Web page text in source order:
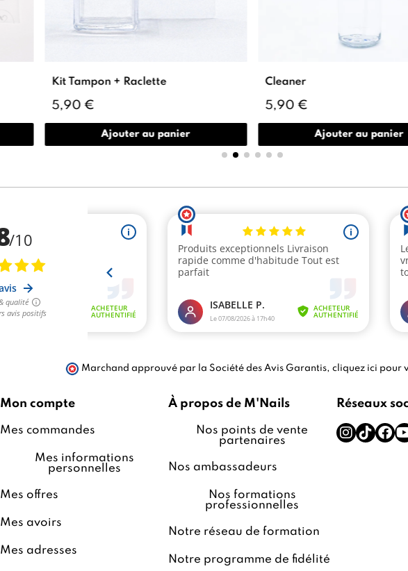
Kit Tampon + Raclette
5,90 €
Ajouter au panier
Cleaner
5,90 €
Ajouter au panier
Marchand approuvé par la Société des Avis Garantis, cliquez ici pour
Mon compte
Mes commandes
Mes informations
personnelles
Mes offres
Mes avoirs
Mes adresses
À propos de M'Nails
Nos points de vente
partenaires
Nos ambassadeurs
Nos formations
professionnelles
Notre réseau de formation
Notre programme de fidélité
Réseaux